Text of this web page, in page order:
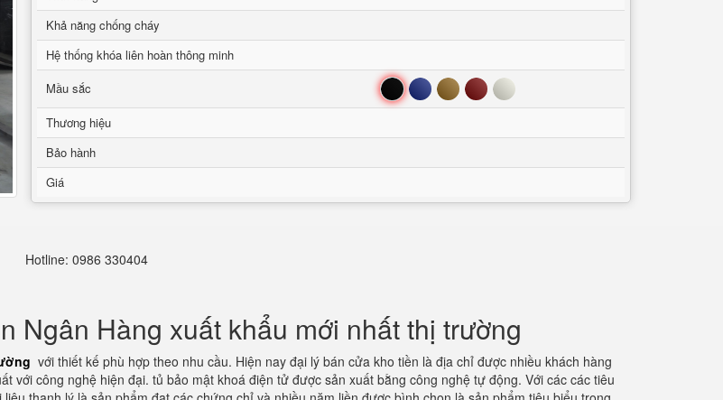
Khả năng chống cháy
Hệ thống khóa liên hoàn thông minh
Mầu sắc
Đen Xanh Nâu Đỏ Trắng
Thương hiệu
Bảo hành
Giá
Hotline: 0986 330404
Ngân Hàng xuất khẩu mới nhất thị trường
với thiết kế phù hợp theo nhu cầu. Hiện nay đại lý bán cửa kho tiền là địa chỉ được nhiều khách hàng
với công nghệ hiện đại. tủ bảo mật khoá điện tử được sản xuất bằng công nghệ tự động. Với các các tiêu